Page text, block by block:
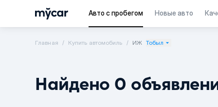
Авто с пробегом Новые авто
Главная Купить автомобиль ИЖ Тобыл
Найдено 0